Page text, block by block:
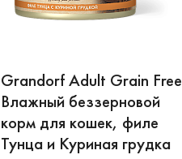
Grandorf Adult Grain Free
Влажный беззерновой
корм для кошек, филе
Тунца и Куриная грудка